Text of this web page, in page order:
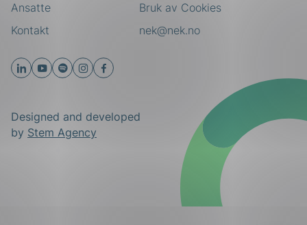
Ansatte
nek@nek.no
Kontakt
Bruk av Cookies
Designed and developed
by Stem Agency